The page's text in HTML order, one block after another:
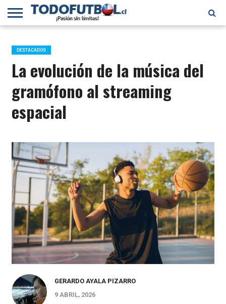
PRIMERA
B
SELECCIÓN
CHILENA
CHILENOS
EN EL
MUNDO
FÚTBOL
INTERNACIONAL
DESTACADOS
La evolución de la música del
gramófono al streaming
espacial
GERARDO AYALA PIZARRO
9 ABRIL, 2026